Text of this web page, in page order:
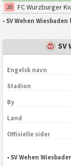
20
FC Wurzburger
• SV Wehen
SV
Engelsk navn
Stadion
By
Land
Offisielle sider
• SV Wehen